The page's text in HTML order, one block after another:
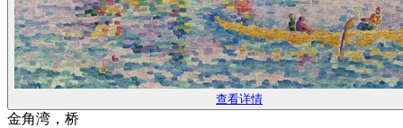
查看详情
金角湾，桥